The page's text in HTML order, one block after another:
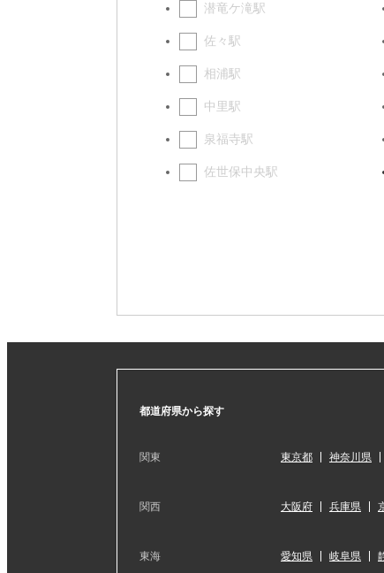
潜竜ケ滝駅
佐々駅
相浦駅
中里駅
泉福寺駅
佐世保中央駅
都道府県から探す
関東 東京都 神奈川県
関西 大阪府 兵庫県
東海 愛知県 岐阜県